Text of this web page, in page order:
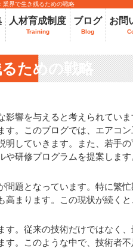
業界で生き残るための戦略
人材育成制度
Training
ブログ
Blog
お問
ための戦略
響を与えると考えられていま
す。このブログでは、エアコ
明していきます。また、若手
研修プログラムを提案します
問題となっています。特に繁忙
高まります。この現状が続くと
す。従来の技術だけではなく
す。このような中で、技術者